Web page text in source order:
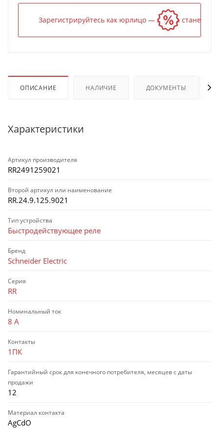
Зарегистрируйтесь как юрлицо — и цена станет
ОПИСАНИЕ НАЛИЧИЕ ДОКУМЕНТЫ
Характеристики
Артикул производителя
RR2491259021
Второй артикул или наименование
RR.24.9.125.9021
Тип устройства
Быстродействующее реле
Бренд
Schneider Electric
Серия
RR
Номинальный ток
8 А
Контакты
1ПК
Гарантийный срок для конечного потребителя, месяцев с даты
продажи
12
Материал контакта
AgCdO